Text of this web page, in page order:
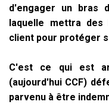
d'engager un bras
laquelle mettra
client pour protéger
C'est ce qui est
(aujourd'hui CCF)
parvenu à être